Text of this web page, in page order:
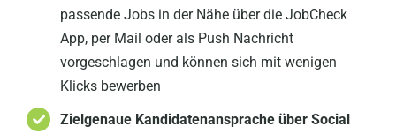
passende Jobs in der Nähe über die JobCheck
App, per Mail oder als Push Nachricht
vorgeschlagen und können sich mit wenigen
Klicks bewerben
Zielgenaue Kandidatenansprache über Social